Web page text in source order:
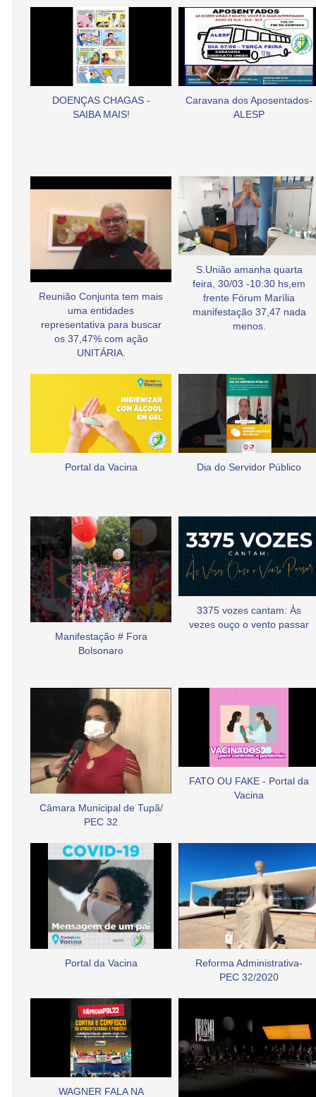
DOENÇAS CHAGAS -
SAIBA MAIS!
Caravana dos Aposentados-
ALESP
Reunião Conjunta tem mais
uma entidades
representativa para buscar
os 37,47% com ação
UNITÁRIA.
S.União amanha quarta
feira, 30/03 -10:30 hs,em
frente Fórum Marília
manifestação 37,47 nada
menos.
Portal da Vacina Dia do Servidor Público
Manifestação # Fora
Bolsonaro
3375 vozes cantam: Às
vezes ouço o vento passar
Câmara Municipal de Tupã/
PEC 32
FATO OU FAKE - Portal da
Vacina
Portal da Vacina
Reforma Administrativa-
PEC 32/2020
WAGNER FALA NA